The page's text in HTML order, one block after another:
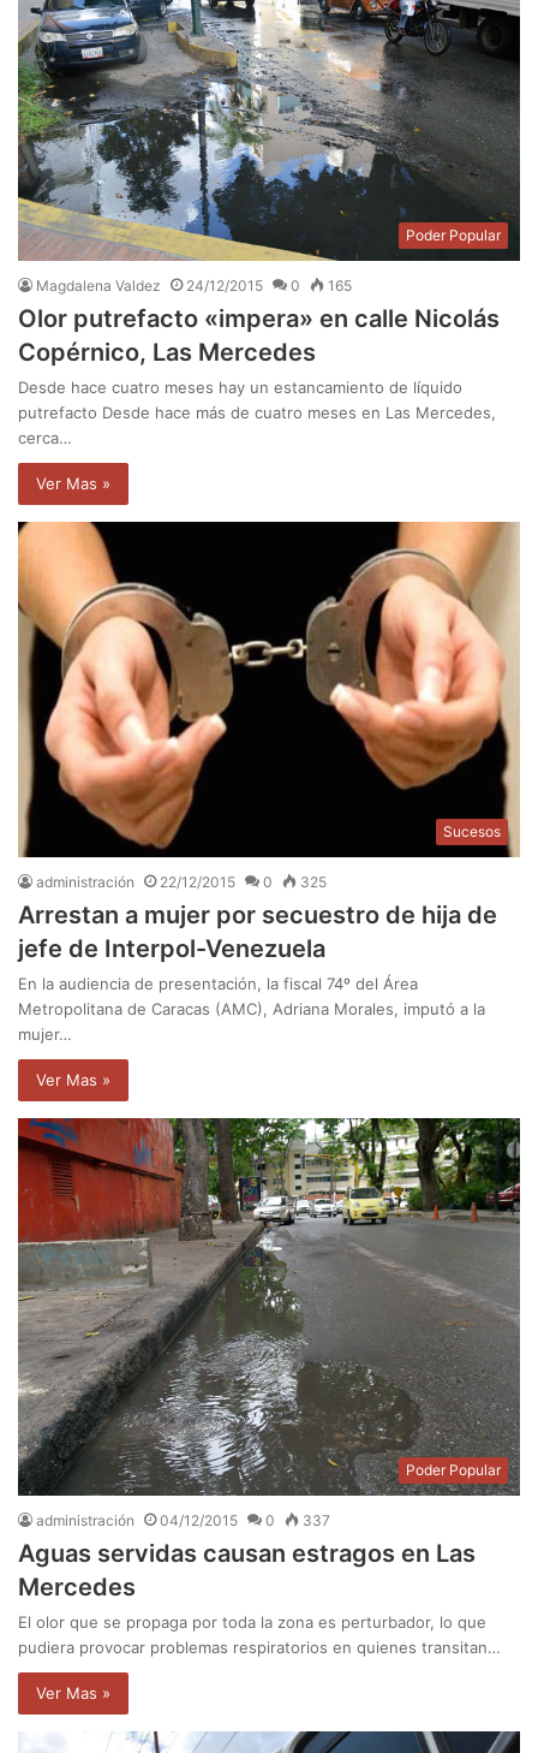
Poder Popular
Magdalena Valdez 24/12/2015 0 165
Olor putrefacto «impera» en calle Nicolás
Copérnico, Las Mercedes
Desde hace cuatro meses hay un estancamiento de líquido
putrefacto Desde hace más de cuatro meses en Las Mercedes,
cerca…
Ver Mas »
Sucesos
administración 22/12/2015 0 325
Arrestan a mujer por secuestro de hija de
jefe de Interpol-Venezuela
En la audiencia de presentación, la fiscal 74º del Área
Metropolitana de Caracas (AMC), Adriana Morales, imputó a la
mujer…
Ver Mas »
Poder Popular
administración 04/12/2015 0 337
Aguas servidas causan estragos en Las
Mercedes
El olor que se propaga por toda la zona es perturbador, lo que
pudiera provocar problemas respiratorios en quienes transitan…
Ver Mas »